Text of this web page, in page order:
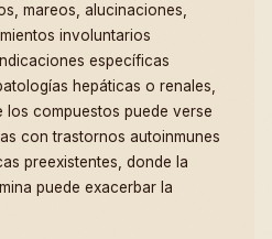
mareos, alucinaciones,
involuntarios
específicas
hepáticas o renales,
los compuestos puede verse
con trastornos autoinmunes
preexistentes, donde la
puede exacerbar la